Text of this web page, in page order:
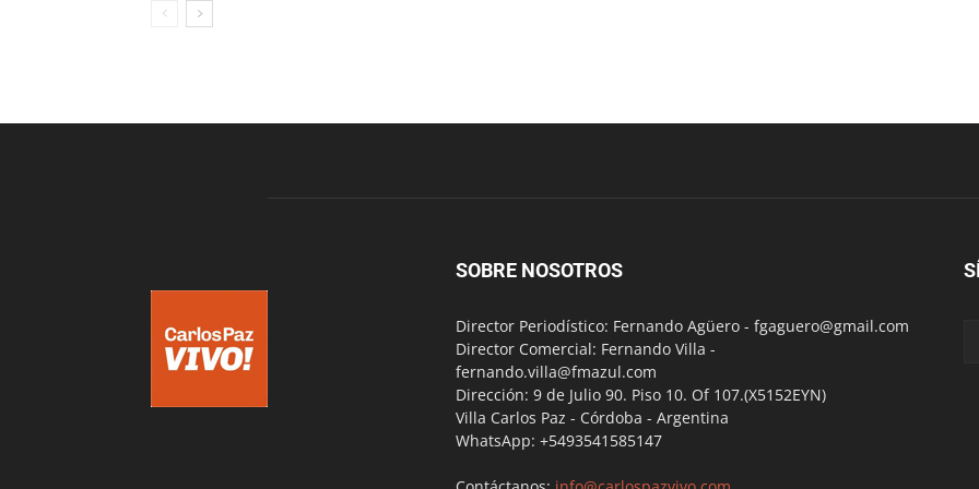
SOBRE NOSOTROS
Director Periodístico: Fernando Agüero - fgaguero@gmail.com
Director Comercial: Fernando Villa -
fernando.villa@fmazul.com
Dirección: 9 de Julio 90. Piso 10. Of 107.(X5152EYN)
Villa Carlos Paz - Córdoba - Argentina
WhatsApp: +5493541585147